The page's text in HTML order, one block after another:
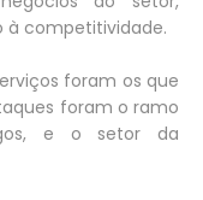
à competitividade.
foram os que
foram o ramo
e o setor da